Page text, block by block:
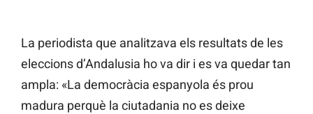
La periodista que analitzava els resultats de les
eleccions d’Andalusia ho va dir i es va quedar tan
ampla: «La democràcia espanyola és prou
madura perquè la ciutadania no es deixe